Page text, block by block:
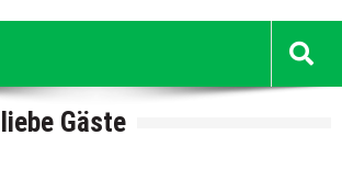
Gäste